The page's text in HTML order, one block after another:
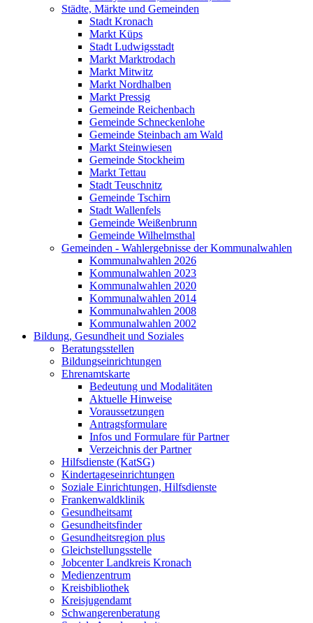
Städte, Märkte und Gemeinden
Stadt Kronach
Markt Küps
Stadt Ludwigsstadt
Markt Marktrodach
Markt Mitwitz
Markt Nordhalben
Markt Pressig
Gemeinde Reichenbach
Gemeinde Schneckenlohe
Gemeinde Steinbach am Wald
Markt Steinwiesen
Gemeinde Stockheim
Markt Tettau
Stadt Teuschnitz
Gemeinde Tschirn
Stadt Wallenfels
Gemeinde Weißenbrunn
Gemeinde Wilhelmsthal
Gemeinden - Wahlergebnisse der Kommunalwahlen
Kommunalwahlen 2026
Kommunalwahlen 2023
Kommunalwahlen 2020
Kommunalwahlen 2014
Kommunalwahlen 2008
Kommunalwahlen 2002
Bildung, Gesundheit und Soziales
Beratungsstellen
Bildungseinrichtungen
Ehrenamtskarte
Bedeutung und Modalitäten
Aktuelle Hinweise
Voraussetzungen
Antragsformulare
Infos und Formulare für Partner
Verzeichnis der Partner
Hilfsdienste (KatSG)
Kindertageseinrichtungen
Soziale Einrichtungen, Hilfsdienste
Frankenwaldklinik
Gesundheitsamt
Gesundheitsfinder
Gesundheitsregion plus
Gleichstellungsstelle
Jobcenter Landkreis Kronach
Medienzentrum
Kreisbibliothek
Kreisjugendamt
Schwangerenberatung